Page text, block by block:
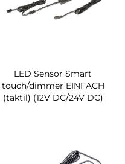
LED Sensor Smart
touch/dimmer EINFACH
(taktil) (12V DC/24V DC)